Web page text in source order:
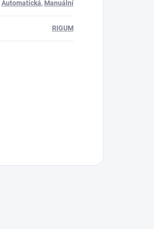
Automatická, Manuální
RIGUM